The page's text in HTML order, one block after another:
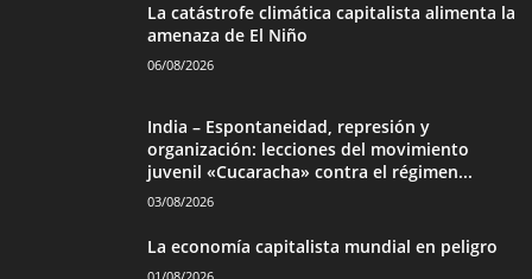
La catástrofe climática capitalista alimenta la
amenaza de El Niño
06/08/2026
India – Espontaneidad, represión y
organización: lecciones del movimiento
juvenil «Cucaracha» contra el régimen...
03/08/2026
La economía capitalista mundial en peligro